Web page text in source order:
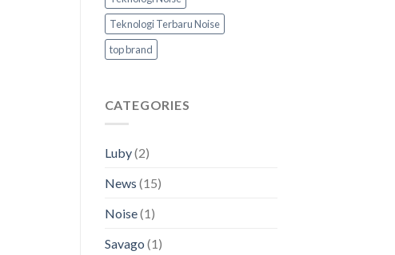
Teknologi Terbaru Noise
top brand
CATEGORIES
Luby(2)
News (15)
Noise(1)
Savago (1)